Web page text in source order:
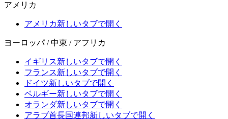
アメリカ
アメリカ新しいタブで開く
ヨーロッパ / 中東 / アフリカ
イギリス新しいタブで開く
フランス新しいタブで開く
ドイツ新しいタブで開く
ベルギー新しいタブで開く
オランダ新しいタブで開く
アラブ首長国連邦新しいタブで開く